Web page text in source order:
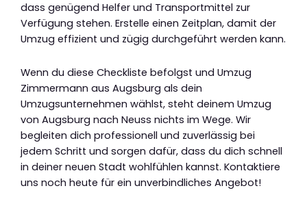
dass genügend Helfer und Transportmittel zur
Verfügung stehen. Erstelle einen Zeitplan, damit der
Umzug effizient und zügig durchgeführt werden kann.
Wenn du diese Checkliste befolgst und Umzug
Zimmermann aus Augsburg als dein
Umzugsunternehmen wählst, steht deinem Umzug
von Augsburg nach Neuss nichts im Wege. Wir
begleiten dich professionell und zuverlässig bei
jedem Schritt und sorgen dafür, dass du dich schnell
in deiner neuen Stadt wohlfühlen kannst. Kontaktiere
uns noch heute für ein unverbindliches Angebot!